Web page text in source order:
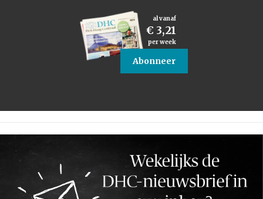
al vanaf
€ 3,21
per week
Abonneer